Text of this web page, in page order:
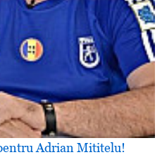
Adrian Mititelu!